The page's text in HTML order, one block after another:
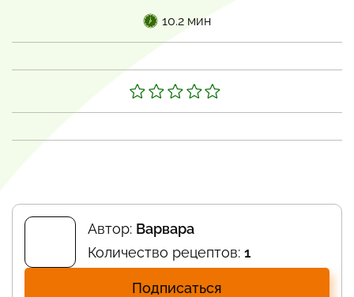
10.2 мин
Автор: Варвара
Количество рецептов: 1
Подписаться